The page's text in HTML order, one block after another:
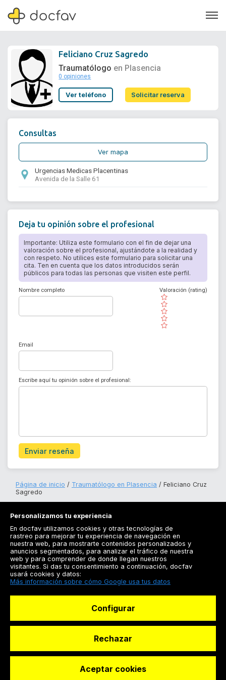
Soporte
Feliciano Cruz Sagredo
Traumatólogo en Plasencia
0 opiniones
Ver teléfono Solicitar reserva
Consultas
Ver mapa
Urgencias Medicas Placentinas
Avenida de la Salle 61
Deja tu opinión sobre el profesional
Importante: Utiliza este formulario con el fin de dejar una
valoración sobre el profesional, ajustándote a la realidad y
con respeto. No utilices este formulario para solicitar una
cita. Ten en cuenta que los datos introducidos serán
públicos para todas las personas que visiten este perfil.
Nombre completo
( )
( )
( )
( )
( )
Valoración (rating)
Email
Escribe aquí tu opinión sobre el profesional:
Enviar reseña
Página de inicio Traumatólogo en Plasencia
Feliciano Cruz
Sagredo
Registrarse
Docfav
© Dashboard Technologies S.L
Personalizamos tu experiencia
En docfav utilizamos cookies y otras tecnologías de
rastreo para mejorar tu experiencia de navegación en
nuestra web, para mostrarte contenidos personalizados y
anuncios segmentados, para analizar el tráfico de nuestra
web y para comprender de donde llegan nuestros
visitantes. Si das tu consentimiento a continuación, docfav
usará cookies y datos:
Más información sobre cómo Google usa tus datos
Configurar
Rechazar
Aceptar cookies